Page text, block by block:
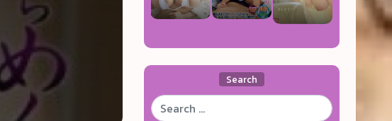
Search